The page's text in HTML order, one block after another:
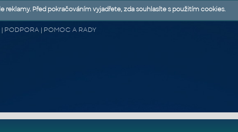
| PODPORA | POMOC A RADY
Před pokračováním vyjadřete, zda souhlasíte s použitím cookies.